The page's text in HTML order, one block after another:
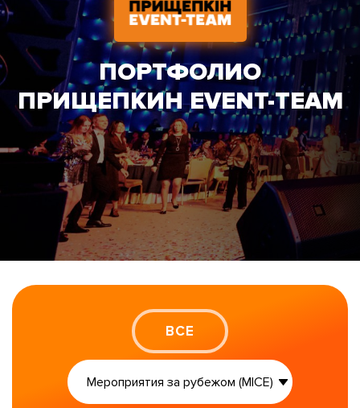
ПОРТФОЛИО
ПРИЩЕПКИН EVENT-TEAM
Мероприятия за рубежом (MICE)
Презентации и имиджевые
мероприятия
ВСЕ